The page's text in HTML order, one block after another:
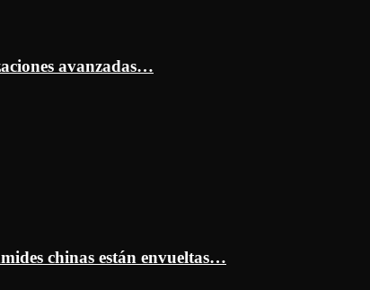
avanzadas…
chinas están envueltas…